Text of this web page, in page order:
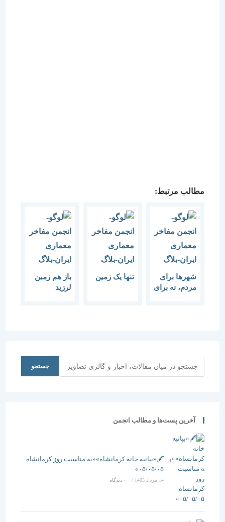
مطالب مرتبط:
شهرها برای
مردم، نه برای
تنها یک زمین
باز هم زمین
جستجو
آخرین پست‌ها و مطالب انجمن
🖋️«بیانیه خانه کرمانشاه»«به مناسبت روز کرمانشاه
۰۵/۰۵/۰۵»
/ ۰ دیدگاه